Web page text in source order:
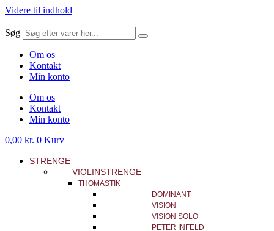
Videre til indhold
Søg
Om os
Kontakt
Min konto
Om os
Kontakt
Min konto
0,00 kr. 0 Kurv
STRENGE
VIOLINSTRENGE
THOMASTIK
DOMINANT
VISION
VISION SOLO
PETER INFELD